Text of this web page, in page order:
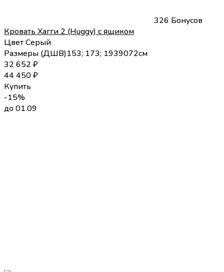
326 Бонусов
Кровать Хагги 2 (Huggy) с ящиком
ЦветСерый
Размеры (ДШВ)153; 173; 1939072см
32 652 ₽
44 450₽
Купить
-15%
до 01.09